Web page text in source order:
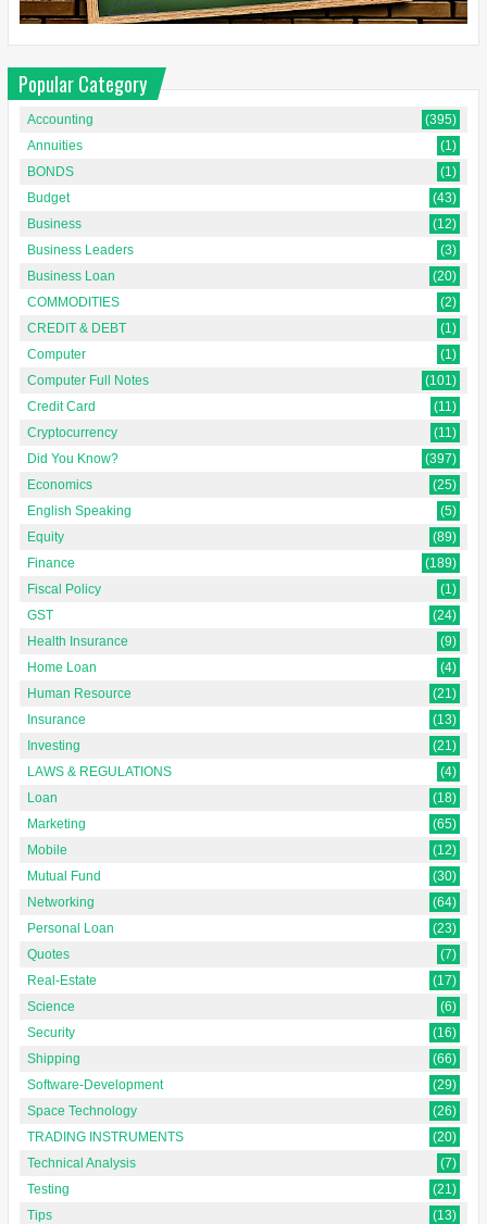
Popular Category
Accounting
(395)
Annuities
(1)
BONDS
(1)
Budget
(43)
Business
(12)
Business Leaders
(3)
Business Loan
(20)
COMMODITIES
(2)
CREDIT & DEBT
(1)
Computer
(1)
Computer Full Notes
(101)
Credit Card
(11)
Cryptocurrency
(11)
Did You Know?
(397)
Economics
(25)
English Speaking
(5)
Equity
(89)
Finance
(189)
Fiscal Policy
(1)
GST
(24)
Health Insurance
(9)
Home Loan
(4)
Human Resource
(21)
Insurance
(13)
Investing
(21)
LAWS & REGULATIONS
(4)
Loan
(18)
Marketing
(65)
Mobile
(12)
Mutual Fund
(30)
Networking
(64)
Personal Loan
(23)
Quotes
(7)
Real-Estate
(17)
Science
(6)
Security
(16)
Shipping
(66)
Software-Development
(29)
Space Technology
(26)
TRADING INSTRUMENTS
(20)
Technical Analysis
(7)
Testing
(21)
Tips
(13)